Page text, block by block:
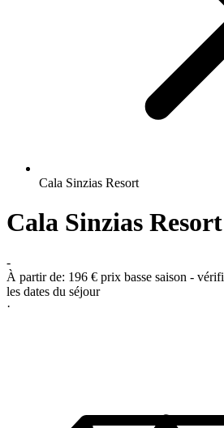
Cala Sinzias Resort
Cala Sinzias
-
À partir de: 196 € prix basse saison -
les dates du séjour
·